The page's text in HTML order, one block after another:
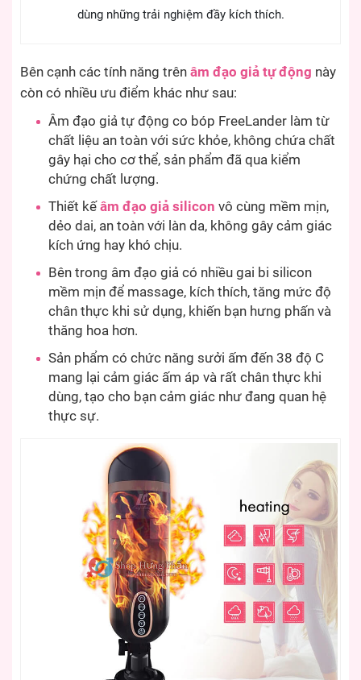
dùng những trải nghiệm đầy kích thích.
Bên cạnh các tính năng trên âm đạo giả tự động này
còn có nhiều ưu điểm khác như sau:
Âm đạo giả tự động co bóp FreeLander làm từ
chất liệu an toàn với sức khỏe, không chứa chất
gây hại cho cơ thể, sản phẩm đã qua kiểm
chứng chất lượng.
Thiết kế âm đạo giả silicon vô cùng mềm mịn,
dẻo dai, an toàn với làn da, không gây cảm giác
kích ứng hay khó chịu.
Bên trong âm đạo giả có nhiều gai bi silicon
mềm mịn để massage, kích thích, tăng mức độ
chân thực khi sử dụng, khiến bạn hưng phấn và
thăng hoa hơn.
Sản phẩm có chức năng sưởi ấm đến 38 độ C
mang lại cảm giác ấm áp và rất chân thực khi
dùng, tạo cho bạn cảm giác như đang quan hệ
thực sự.